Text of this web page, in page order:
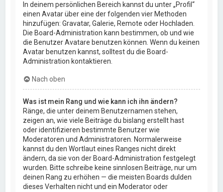
In deinem persönlichen Bereich kannst du unter „Profil“
einen Avatar über eine der folgenden vier Methoden
hinzufügen: Gravatar, Galerie, Remote oder Hochladen.
Die Board-Administration kann bestimmen, ob und wie
die Benutzer Avatare benutzen können. Wenn du keinen
Avatar benutzen kannst, solltest du die Board-
Administration kontaktieren.
Nach oben
Was ist mein Rang und wie kann ich ihn ändern?
Ränge, die unter deinem Benutzernamen stehen,
zeigen an, wie viele Beiträge du bislang erstellt hast
oder identifizieren bestimmte Benutzer wie
Moderatoren und Administratoren. Normalerweise
kannst du den Wortlaut eines Ranges nicht direkt
ändern, da sie von der Board-Administration festgelegt
wurden. Bitte schreibe keine sinnlosen Beiträge, nur um
deinen Rang zu erhöhen — die meisten Boards dulden
dieses Verhalten nicht und ein Moderator oder